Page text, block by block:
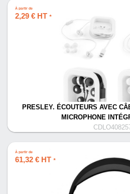
À partir de
2,29 € HT *
PRESLEY. ÉCOUTEURS AVEC
MICROPHONE
À partir de
61,32 € HT *